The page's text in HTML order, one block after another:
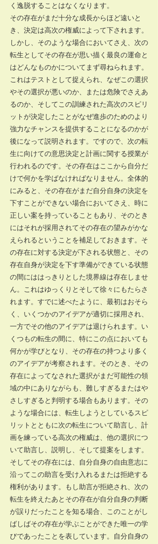
く逸脱することはなくなります。
その存在がまだ十分な成長からほど遠いと
き、決定は高次の権威によって下されます。
しかし、そのような場合においてさえ、次の
転生としてその存在が思い描く最良の運命と
はどんなものかについてまず尋ねられます。
これはテストとして捉えられ、なぜこの選択
やその選択が悪いのか、または危険でさえあ
るのか、そしてこの訓練された高次のスピリ
ットが決定したことがなぜ進歩のためのより
強力なチャンスを提供することになるのかが
後になって説明されます。ですので、次の転
生に向けての意思決定と計画に関する授業が
行われるのです。その存在はここから自分だ
けで何かを学ばなければなりません。全体的
にみると、その存在がまだ自分自身の決定を
下すことができない場合においてさえ、時に
正しい案を持っていることもあり、そのとき
にはそれが採用されてその存在の望みがかな
えられるということを補足しておきます。そ
の存在に対する決定が下される状態と、その
存在自身が決定を下す準備ができている状態
の間にははっきりとした境界線は存在しませ
ん。これはゆっくりとそして徐々にもたらさ
れます。すでに述べたように、最初はおそら
く、いくつかのアイデアが適切に採用され、
一方でその他のアイデアは退けられます。い
くつもの転生の間に、特にこの点においても
何かが学びとなり、その存在の持つより多く
のアイデアが考察されます。そのとき、その
存在によってなされた選択がまだ可能性の領
域の中にありながらも、難しすぎるまたはや
さしすぎると判明する場合もあります。その
ような場合には、転生しようとしているスピ
リットとともに次の転生について助言し、計
画を練っている高次の権威は、他の選択につ
いて助言し、説明し、そして提案をします。
そしてその存在には、自分自身の自由意志に
沿ってこの助言を受け入れるまたは拒絶する
権利があります。もし助言が拒絶され、次の
転生を終えたあとその存在が自分自身の判断
が誤りだったことを知る場合、このことがし
ばしばその存在が学ぶことができた唯一の学
びであったことを表しています。自分自身の